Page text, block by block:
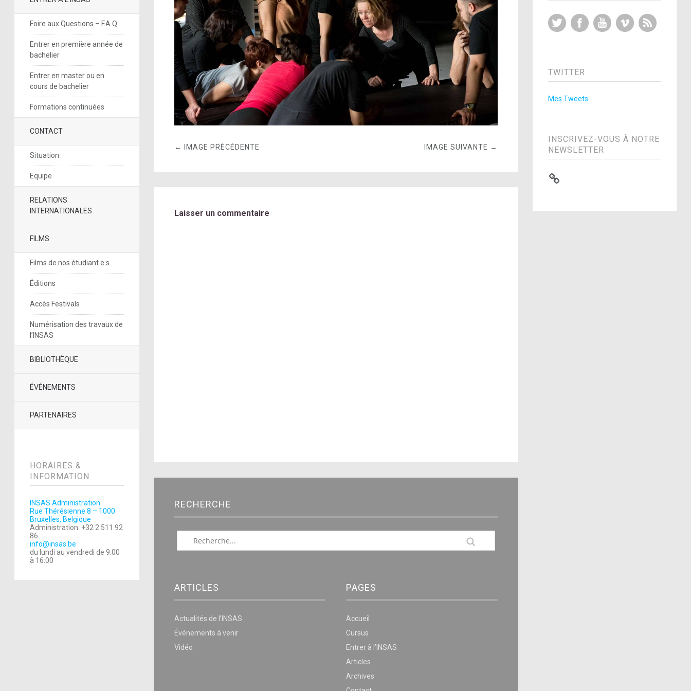
Foire aux Questions – F.A.Q.
Entrer en première année de
bachelier
Entrer en master ou en
cours de bachelier
Formations continuées
CONTACT
Situation
Equipe
RELATIONS
INTERNATIONALES
FILMS
Films de nos étudiant.e.s
Éditions
Accès Festivals
Numérisation des travaux de
l’INSAS
BIBLIOTHÈQUE
ÉVÉNEMENTS
PARTENAIRES
HORAIRES &
INFORMATION
INSAS Administration
Rue Thérésienne 8 – 1000
Bruxelles, Belgique
Administration: +32 2 511 92
86
info@insas.be
du lundi au vendredi de 9:00
à 16:00
← IMAGE PRÉCÉDENTE IMAGE SUIVANTE →
Laisser un commentaire
RECHERCHE
ARTICLES
Actualités de l’INSAS
Événements à venir
Vidéo
PAGES
Accueil
Cursus
Entrer à l’INSAS
Articles
Archives
Twitter FacebookYouTubeVimeo
TWITTER
Mes Tweets
INSCRIVEZ-VOUS À NOTRE
NEWSLETTER